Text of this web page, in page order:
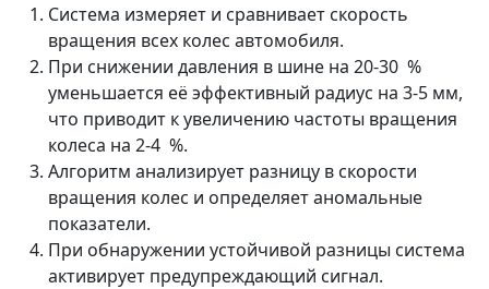
Система измеряет и сравнивает скорость
вращения всех колес автомобиля.
При снижении давления в шине на 20-30 %
уменьшается её эффективный радиус на 3-5 мм,
что приводит к увеличению частоты вращения
колеса на 2-4 %.
Алгоритм анализирует разницу в скорости
вращения колес и определяет аномальные
показатели.
При обнаружении устойчивой разницы система
активирует предупреждающий сигнал.